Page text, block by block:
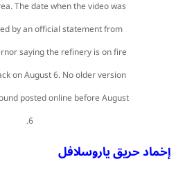
The date when the video was
by an official statement from
saying the refinery is on fire
on August 6. No older version
posted online before August
6.
إخماد حريق ياروسلافل